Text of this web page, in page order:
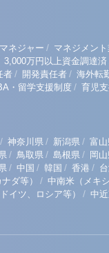
ネジャー / マネジメン
3,000万円以上資金調達済
者 / 開発責任者 / 海外転
・留学支援制度 / 育児
/ 神奈川県 / 新潟県 / 富
/ 鳥取県 / 島根県 / 岡
/ 中国 / 韓国 / 香港 /
ダ等） / 中南米（メキ
イツ、ロシア等） / 中